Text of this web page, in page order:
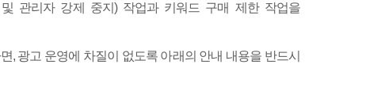
관리자 강제 중지) 작업과 키워드 구매 제한 작업을
, 광고 운영에 차질이 없도록 아래의 안내 내용을 반드시